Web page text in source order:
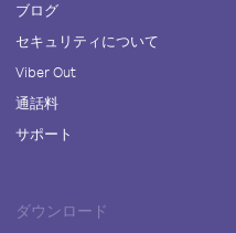
ブログ
セキュリティについて
Viber Out
通話料
サポート
ダウンロード